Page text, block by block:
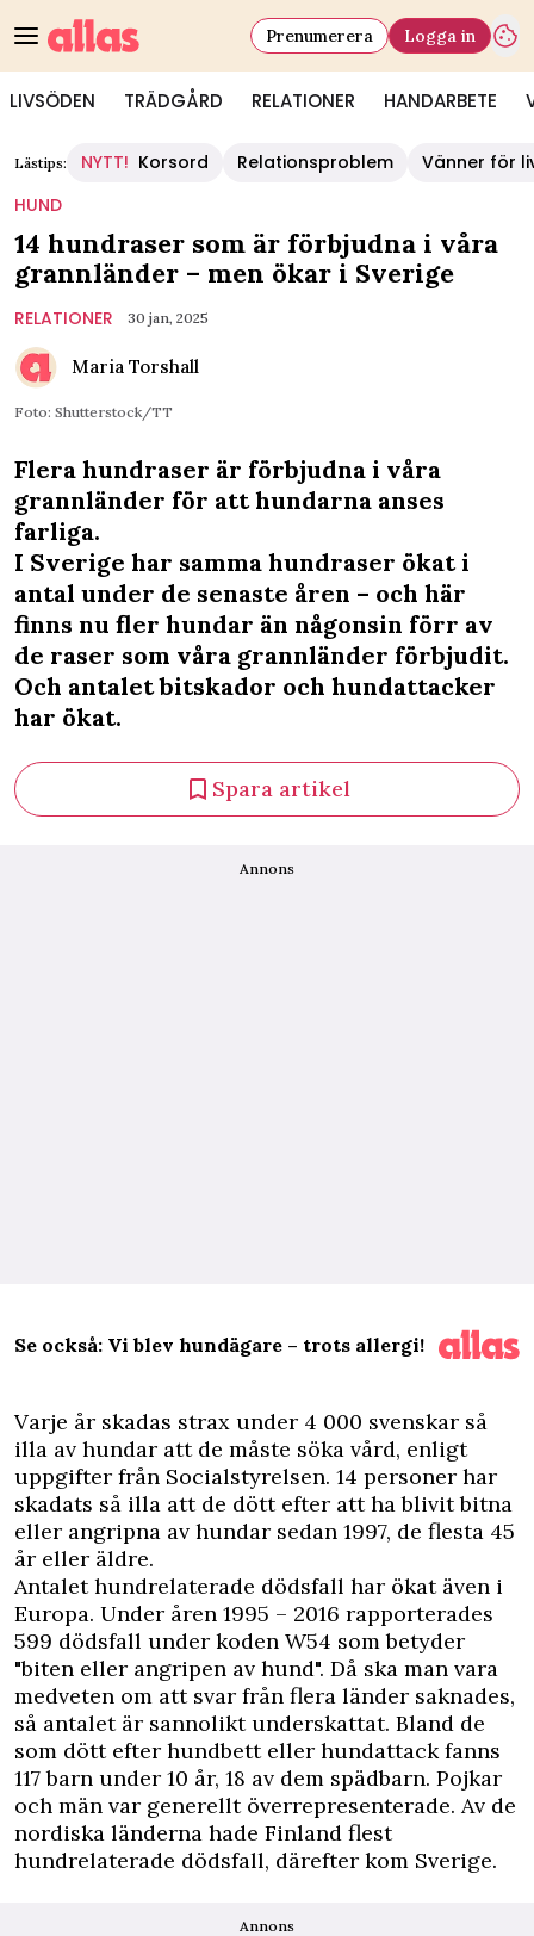
LIVSÖDEN TRÄDGÅRD RELATIONER HANDARBETE
Prenumerera Logga in
Lästips: NYTT! Korsord Relationsproblem
Vänner för
HUND
14 hundraser som är förbjudna i våra
grannländer – men ökar i Sverige
RELATIONER 30 jan, 2025
Maria Torshall
Foto: Shutterstock/TT
Flera hundraser är förbjudna i våra
grannländer för att hundarna anses
farliga.
I Sverige har samma hundraser ökat i
antal under de senaste åren – och här
finns nu fler hundar än någonsin förr av
de raser som våra grannländer förbjudit.
Och antalet bitskador och hundattacker
har ökat.
Spara artikel
Annons
Se också: Vi blev hundägare – trots allergi!
Varje år skadas strax under 4 000 svenskar så
illa av hundar att de måste söka vård, enligt
uppgifter från Socialstyrelsen. 14 personer har
skadats så illa att de dött efter att ha blivit bitna
eller angripna av hundar sedan 1997, de flesta 45
år eller äldre.
Antalet hundrelaterade dödsfall har ökat även i
Europa. Under åren 1995 – 2016 rapporterades
599 dödsfall under koden W54 som betyder
"biten eller angripen av hund". Då ska man vara
medveten om att svar från flera länder saknades,
så antalet är sannolikt underskattat. Bland de
som dött efter hundbett eller hundattack fanns
117 barn under 10 år, 18 av dem spädbarn. Pojkar
och män var generellt överrepresenterade. Av de
nordiska länderna hade Finland flest
hundrelaterade dödsfall, därefter kom Sverige.
Annons